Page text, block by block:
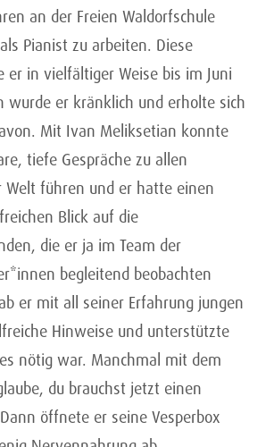
an der Freien Waldorfschule
Pianist zu arbeiten. Diese
er in vielfältiger Weise bis im Juni
wurde er kränklich und erholte sich
Mit Ivan Meliksetian konnte
tiefe Gespräche zu allen
Welt führen und er hatte einen
Blick auf die
die er ja im Team der
begleitend beobachten
er mit all seiner Erfahrung jungen
Hinweise und unterstützte
nötig war. Manchmal mit dem
du brauchst jetzt einen
öffnete er seine Vesperbox